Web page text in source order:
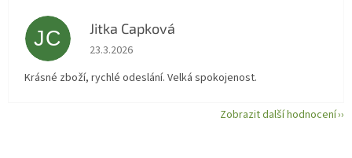
JC Jitka Capková
Hodnocení obchodu je 5 z 5 hvězdiček.
23.3.2026
Krásné zboží, rychlé odeslání. Velká spokojenost.
Zobrazit další hodnocení